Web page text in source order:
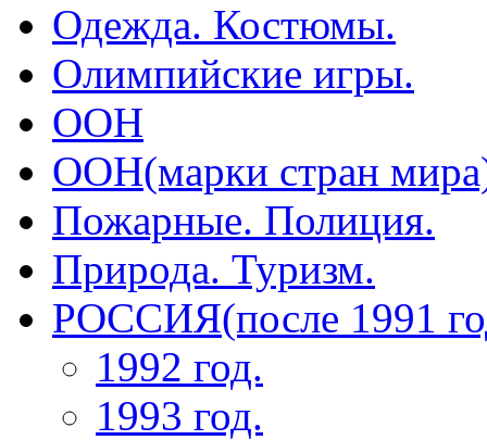
Одежда. Костюмы.
Олимпийские игры.
ООН
ООН(марки стран
Пожарные. Полиция.
Природа. Туризм.
РОССИЯ(после 1991
1992 год.
1993 год.